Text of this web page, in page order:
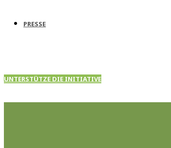
PRESSE
UNTERSTÜTZE DIE INITIATIVE